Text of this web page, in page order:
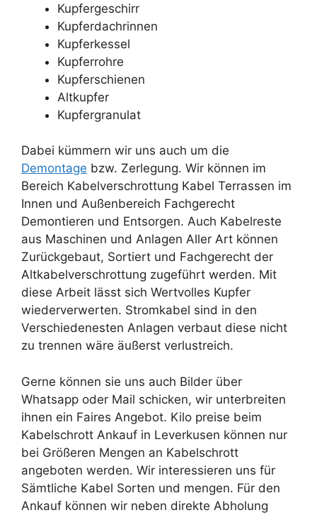
Kupfergeschirr
Kupferdachrinnen
Kupferkessel
Kupferrohre
Kupferschienen
Altkupfer
Kupfergranulat
Dabei kümmern wir uns auch um die
Demontage bzw. Zerlegung. Wir können im
Bereich Kabelverschrottung Kabel Terrassen im
Innen und Außenbereich Fachgerecht
Demontieren und Entsorgen. Auch Kabelreste
aus Maschinen und Anlagen Aller Art können
Zurückgebaut, Sortiert und Fachgerecht der
Altkabelverschrottung zugeführt werden. Mit
diese Arbeit lässt sich Wertvolles Kupfer
wiederverwerten. Stromkabel sind in den
Verschiedenesten Anlagen verbaut diese nicht
zu trennen wäre äußerst verlustreich.
Gerne können sie uns auch Bilder über
Whatsapp oder Mail schicken, wir unterbreiten
ihnen ein Faires Angebot. Kilo preise beim
Kabelschrott Ankauf in Leverkusen können nur
bei Größeren Mengen an Kabelschrott
angeboten werden. Wir interessieren uns für
Sämtliche Kabel Sorten und mengen. Für den
Ankauf können wir neben direkte Abholung